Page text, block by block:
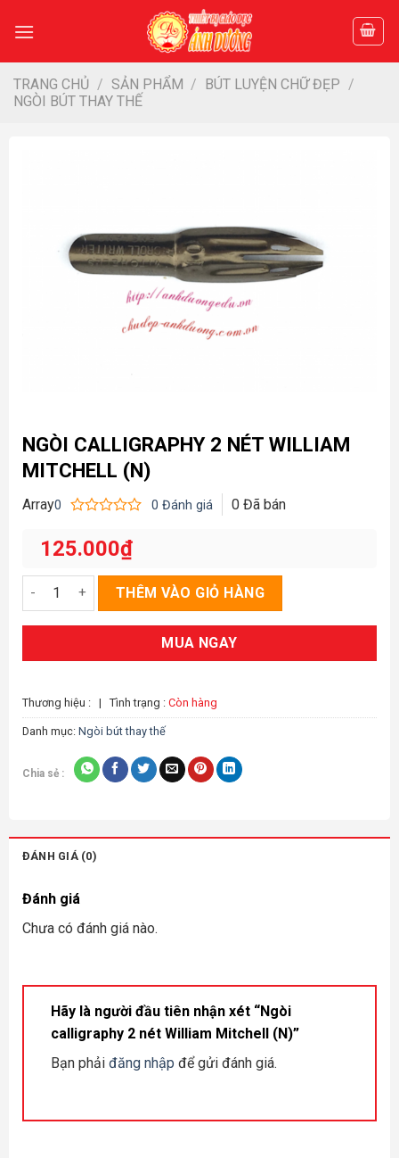
TRANG CHỦ / SẢN PHẨM / BÚT LUYỆN CHỮ ĐẸP /
NGÒI BÚT THAY THẾ
NGÒI CALLIGRAPHY 2 NÉT WILLIAM
MITCHELL (N)
Array0
xếp
hạng
sao
0 Đánh giá 0Đã bán
125.000₫
Ngòi calligraphy 2 nét William Mitchell (N) số lượng
THÊM VÀO GIỎ HÀNG
MUA NGAY
Thương hiệu : | Tình trạng : Còn hàng
Danh mục: Ngòi bút thay thế
Chia sẻ :
ĐÁNH GIÁ (0)
Đánh giá
Chưa có đánh giá nào.
Hãy là người đầu tiên nhận xét “Ngòi
calligraphy 2 nét William Mitchell (N)”
Bạn phải đăng nhập để gửi đánh giá.